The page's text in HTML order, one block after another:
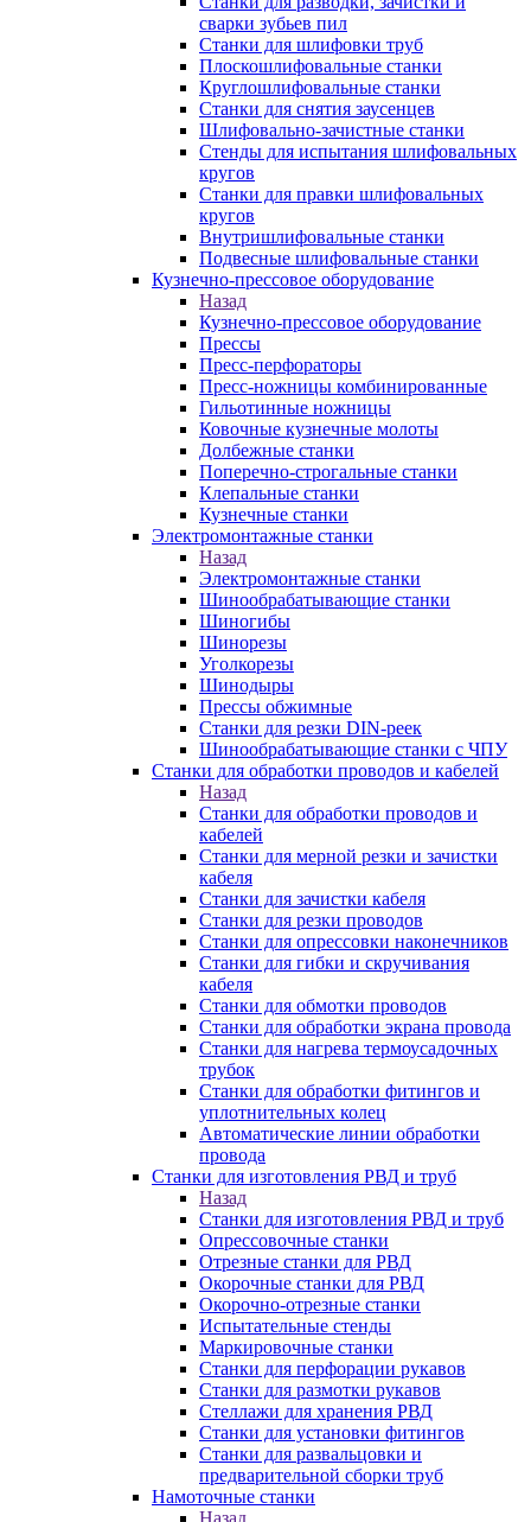
сварки зубьев пил
Станки для шлифовки труб
Плоскошлифовальные станки
Круглошлифовальные станки
Станки для снятия заусенцев
Шлифовально-зачистные станки
Стенды для испытания шлифовальных
кругов
Станки для правки шлифовальных
кругов
Внутришлифовальные станки
Подвесные шлифовальные станки
Кузнечно-прессовое оборудование
Назад
Кузнечно-прессовое оборудование
Прессы
Пресс-перфораторы
Пресс-ножницы комбинированные
Гильотинные ножницы
Ковочные кузнечные молоты
Долбежные станки
Поперечно-строгальные станки
Клепальные станки
Кузнечные станки
Электромонтажные станки
Назад
Электромонтажные станки
Шинообрабатывающие станки
Шиногибы
Шинорезы
Уголкорезы
Шинодыры
Прессы обжимные
Станки для резки DIN-реек
Шинообрабатывающие станки с ЧПУ
Станки для обработки проводов и кабелей
Назад
Станки для обработки проводов и
кабелей
Станки для мерной резки и зачистки
кабеля
Станки для зачистки кабеля
Станки для резки проводов
Станки для опрессовки наконечников
Станки для гибки и скручивания
кабеля
Станки для обмотки проводов
Станки для обработки экрана провода
Станки для нагрева термоусадочных
трубок
Станки для обработки фитингов и
уплотнительных колец
Автоматические линии обработки
провода
Станки для изготовления РВД и труб
Назад
Станки для изготовления РВД и труб
Опрессовочные станки
Отрезные станки для РВД
Окорочные станки для РВД
Окорочно-отрезные станки
Испытательные стенды
Маркировочные станки
Станки для перфорации рукавов
Станки для размотки рукавов
Стеллажи для хранения РВД
Станки для установки фитингов
Станки для развальцовки и
предварительной сборки труб
Намоточные станки
Назад